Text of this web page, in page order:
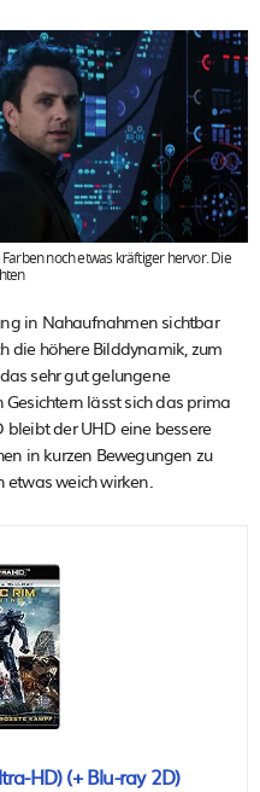
Farben noch etwas kräftiger hervor. Die
in Nahaufnahmen sichtbar
die höhere Bilddynamik, zum
sehr gut gelungene
lässt sich das prima
der UHD eine bessere
in kurzen Bewegungen zu
weich wirken.
HD) (+ Blu-ray 2D)